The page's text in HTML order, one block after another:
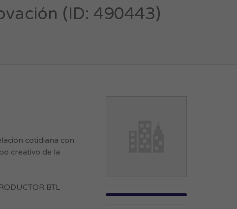
(ID: 490443)
cotidiana con
creativo de la
BTL